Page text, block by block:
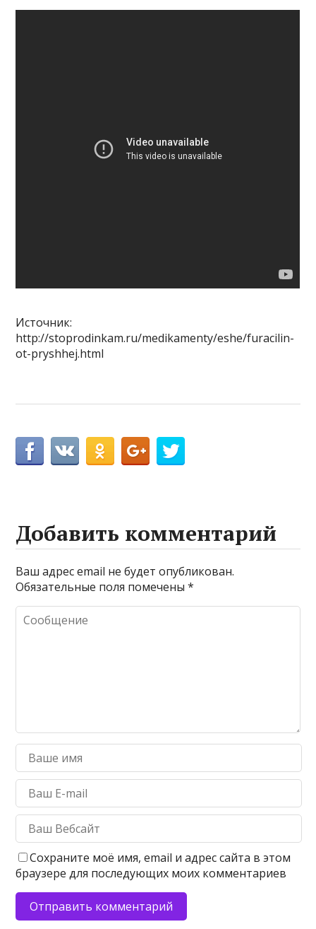
Источник:
http://stoprodinkam.ru/medikamenty/eshe/furacilin-
ot-pryshhej.html
Добавить комментарий
Ваш адрес email не будет опубликован.
Обязательные поля помечены*
Сохраните моё имя, email и адрес сайта в этом
браузере для последующих моих комментариев